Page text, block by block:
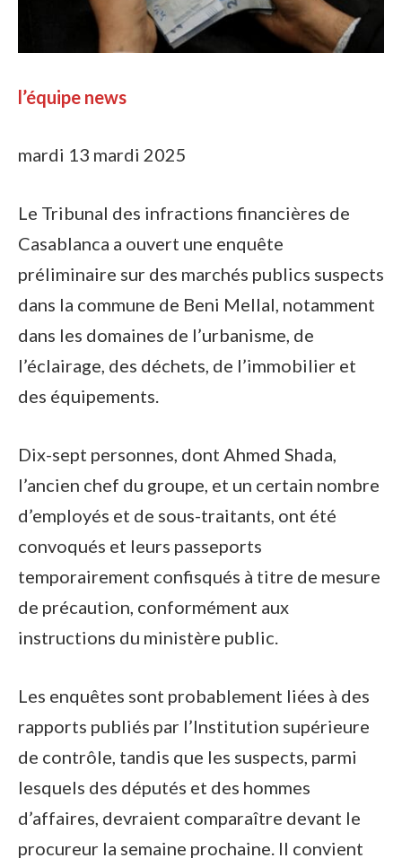
l’équipe news
mardi 13 mardi 2025
Le Tribunal des infractions financières de
Casablanca a ouvert une enquête
préliminaire sur des marchés publics suspects
dans la commune de Beni Mellal, notamment
dans les domaines de l’urbanisme, de
l’éclairage, des déchets, de l’immobilier et
des équipements.
Dix-sept personnes, dont Ahmed Shada,
l’ancien chef du groupe, et un certain nombre
d’employés et de sous-traitants, ont été
convoqués et leurs passeports
temporairement confisqués à titre de mesure
de précaution, conformément aux
instructions du ministère public.
Les enquêtes sont probablement liées à des
rapports publiés par l’Institution supérieure
de contrôle, tandis que les suspects, parmi
lesquels des députés et des hommes
d’affaires, devraient comparaître devant le
procureur la semaine prochaine. Il convient